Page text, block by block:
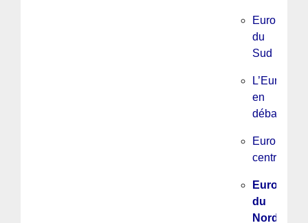
Europe
du
Sud
L’Europe
en
débats
Europe
centrale
Europe
du
Nord